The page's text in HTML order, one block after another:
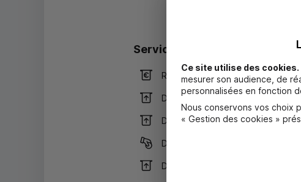
Services
Retrait de billets EUR
Dépôt de billets EUR
Dépôt valorisé de billets EUR
Dépôt de monnaie EUR
Dépôt valorisé de chèques EUR
Ce site utilise des cookies.
mesurer son audience, de
personnalisées en fonction
Nous conservons vos choix
« Gestion des cookies »